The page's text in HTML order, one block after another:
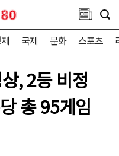
국제 문화 스포츠
, 2등 비정
총 95게임